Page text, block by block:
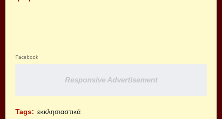
Facebook
Responsive Advertisement
Tags: εκκλησιαστικά